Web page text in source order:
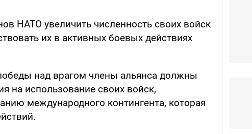
НАТО увеличить численность своих войск
их в активных боевых действиях
над врагом члены альянса должны
на использование своих войск,
международного контингента, которая